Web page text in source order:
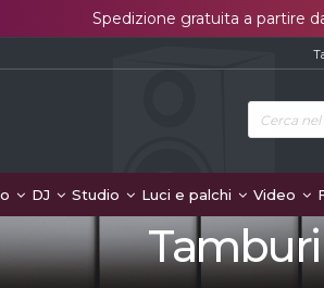
Spedizione gratuita a partire
DJ Studio Luci e palchi Video
Tamburi